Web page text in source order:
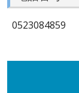
0523084859